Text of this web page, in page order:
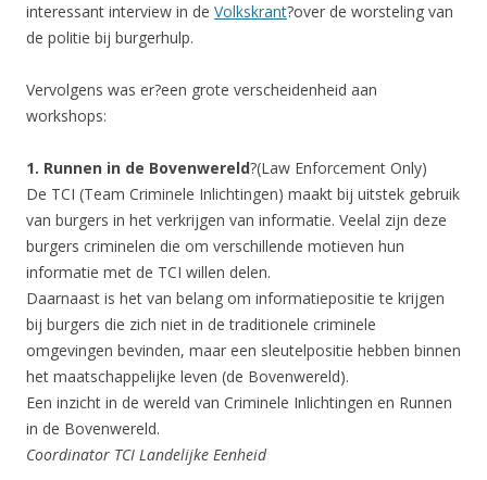
interessant interview in de Volkskrant?over de worsteling van
de politie bij burgerhulp.
Vervolgens was er?een grote verscheidenheid aan
workshops:
1. Runnen in de Bovenwereld?(Law Enforcement Only)
De TCI (Team Criminele Inlichtingen) maakt bij uitstek gebruik
van burgers in het verkrijgen van informatie. Veelal zijn deze
burgers criminelen die om verschillende motieven hun
informatie met de TCI willen delen.
Daarnaast is het van belang om informatiepositie te krijgen
bij burgers die zich niet in de traditionele criminele
omgevingen bevinden, maar een sleutelpositie hebben binnen
het maatschappelijke leven (de Bovenwereld).
Een inzicht in de wereld van Criminele Inlichtingen en Runnen
in de Bovenwereld.
Coordinator TCI Landelijke Eenheid